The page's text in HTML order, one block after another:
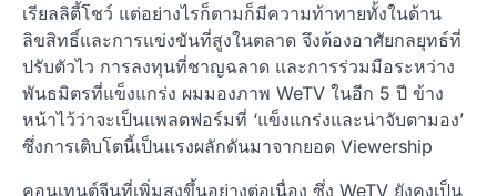
เรียลลิตี้โชว์ แต่อย่างไรก็ตามก็มีความท้าทายทั้งในด้าน
ลิขสิทธิ์และการแข่งขันที่สูงในตลาด จึงต้องอาศัยกลยุทธ์ที่
ปรับตัวไว การลงทุนที่ชาญฉลาด และการร่วมมือระหว่าง
พันธมิตรที่แข็งแกร่ง ผมมองภาพ WeTV ในอีก 5 ปี ข้าง
หน้าไว้ว่าจะเป็นแพลตฟอร์มที่ ‘แข็งแกร่งและน่าจับตามอง’
ซึ่งการเติบโตนี้เป็นแรงผลักดันมาจากยอด Viewership
คอนเทนต์จีนที่เพิ่มสูงขึ้นอย่างต่อเนื่อง ซึ่ง WeTV ยังคงเป็น